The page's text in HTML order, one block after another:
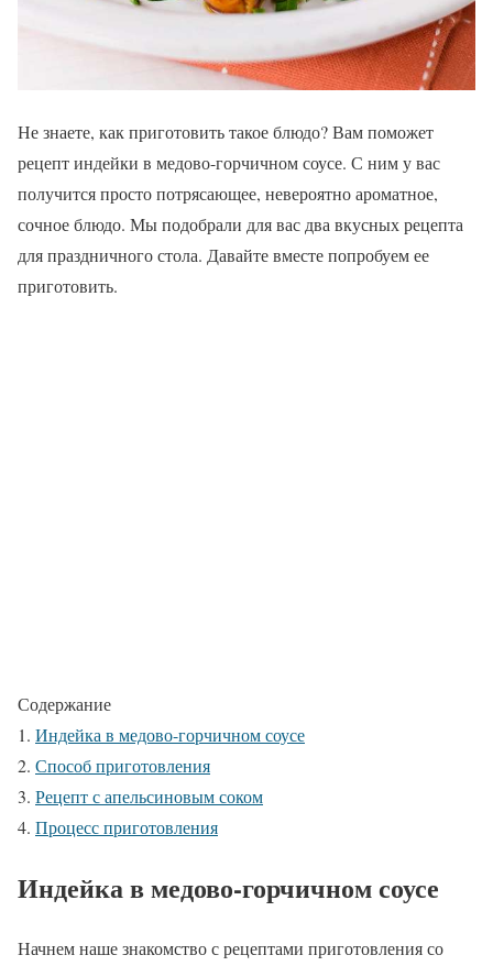
Не знаете, как приготовить такое блюдо? Вам поможет
рецепт индейки в медово-горчичном соусе. С ним у вас
получится просто потрясающее, невероятно ароматное,
сочное блюдо. Мы подобрали для вас два вкусных рецепта
для праздничного стола. Давайте вместе попробуем ее
приготовить.
Содержание
Индейка в медово-горчичном соусе
Способ приготовления
Рецепт с апельсиновым соком
Процесс приготовления
Индейка в медово-горчичном соусе
Начнем наше знакомство с рецептами приготовления со